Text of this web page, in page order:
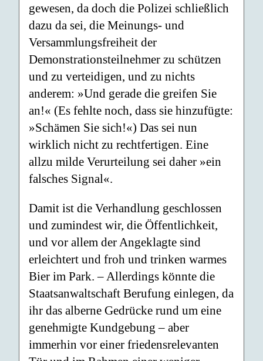
gewesen, da doch die Polizei schließlich
dazu da sei, die Meinungs- und
Versammlungsfreiheit der
Demonstrationsteilnehmer zu schützen
und zu verteidigen, und zu nichts
anderem: »Und gerade die greifen Sie
an!« (Es fehlte noch, dass sie hinzufügte:
»Schämen Sie sich!«) Das sei nun
wirklich nicht zu rechtfertigen. Eine
allzu milde Verurteilung sei daher »ein
falsches Signal«.
Damit ist die Verhandlung geschlossen
und zumindest wir, die Öffentlichkeit,
und vor allem der Angeklagte sind
erleichtert und froh und trinken warmes
Bier im Park. – Allerdings könnte die
Staatsanwaltschaft Berufung einlegen, da
ihr das alberne Gedrücke rund um eine
genehmigte Kundgebung – aber
immerhin vor einer friedensrelevanten